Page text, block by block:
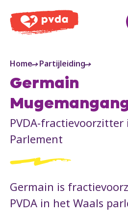
PVDA
Home Partijleiding
Germain
PVDA-fractievoorzitter
Parlement
Germain is
PVDA in het Waals